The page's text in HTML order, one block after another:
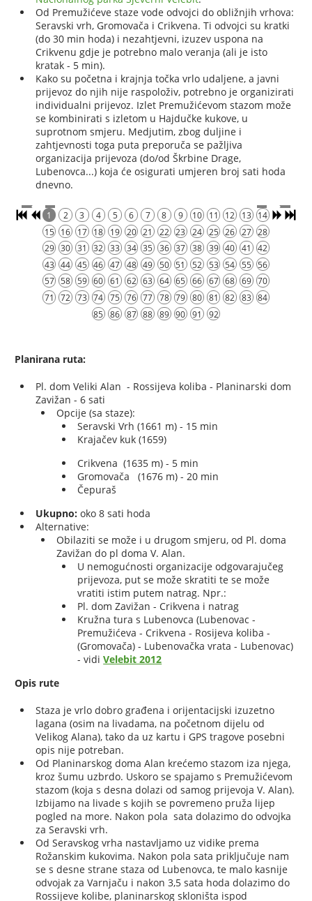
Od Premužićeve staze vode odvojci do obližnjih vrhova:
Seravski vrh, Gromovača i Crikvena. Ti odvojci su kratki
(do 30 min hoda) i nezahtjevni, izuzev uspona na
Crikvenu gdje je potrebno malo veranja (ali je isto
kratak - 5 min).
Kako su početna i krajnja točka vrlo udaljene, a javni
prijevoz do njih nije raspoloživ, potrebno je organizirati
individualni prijevoz. Izlet Premužićevom stazom može
se kombinirati s izletom u Hajdučke kukove, u
suprotnom smjeru. Medjutim, zbog duljine i
zahtjevnosti toga puta preporuča se pažljiva
organizacija prijevoza (do/od Škrbine Drage,
Lubenovca...) koja će osigurati umjeren broj sati hoda
dnevno.
1 2 3 4 5 6 7 8 9 10 11 12 13
14
15
16 17 18 19 20 21 22 23 24 25 26 27
28
29
30 31 32 33 34 35 36 37 38 39 40 41
42
43
44 45 46 47 48 49 50 51 52 53 54 55
56
57
58 59 60 61 62 63 64 65 66 67 68 69
70
71
72 73 74 75 76 77 78 79 80 81 82 83
84
85
86 87 88 89 90 91 92
Planirana ruta:
Pl. dom Veliki Alan - Rossijeva koliba - Planinarski dom
Zavižan - 6 sati
Opcije (sa staze):
Seravski Vrh (1661 m) - 15 min
Krajačev kuk (1659)
Crikvena (1635 m) - 5 min
Gromovača (1676 m) - 20 min
Čepuraš
Ukupno: oko 8 sati hoda
Alternative:
Obilaziti se može i u drugom smjeru, od Pl. doma
Zavižan do pl doma V. Alan.
U nemogućnosti organizacije odgovarajučeg
prijevoza, put se može skratiti te se može
vratiti istim putem natrag. Npr.:
Pl. dom Zavižan - Crikvena i natrag
Kružna tura s Lubenovca (Lubenovac -
Premužićeva - Crikvena - Rosijeva koliba -
(Gromovača) - Lubenovačka vrata - Lubenovac)
- vidiVelebit 2012
Opis rute
Staza je vrlo dobro građena i orijentacijski izuzetno
lagana (osim na livadama, na početnom dijelu od
Velikog Alana), tako da uz kartu i GPS tragove posebni
opis nije potreban.
Od Planinarskog doma Alan krećemo stazom iza njega,
kroz šumu uzbrdo. Uskoro se spajamo s Premužićevom
stazom (koja s desna dolazi od samog prijevoja V. Alan).
Izbijamo na livade s kojih se povremeno pruža lijep
pogled na more. Nakon pola sata dolazimo do odvojka
za Seravski vrh.
Od Seravskog vrha nastavljamo uz vidike prema
Rožanskim kukovima. Nakon pola sata priključuje nam
se s desne strane staza od Lubenovca, te malo kasnije
odvojak za Varnjaču i nakon 3,5 sata hoda dolazimo do
Rossijeve kolibe, planinarskog skloništa ispod